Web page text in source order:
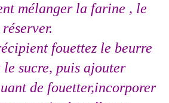
mélanger la farine , le
fouettez le beurre
le sucre, puis ajouter
de fouetter,incorporer